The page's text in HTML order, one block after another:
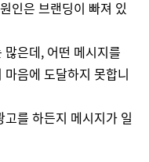
인은 브랜딩이 빠져 있
은데, 어떤 메시지를
음에 도달하지 못합니
를 하든지 메시지가 일